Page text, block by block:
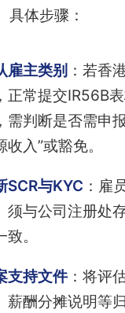
具体步骤：
雇主类别 ：若香
正常提交IR56B
需判断是否需申
收入”或豁免。
SCR与KYC ：雇
须与公司注册处
。
支持文件：将评
薪酬分摊说明等